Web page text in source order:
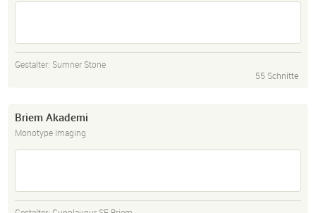
Gestalter: Sumner Stone
55 Schnitte
Briem Akademi
Monotype Imaging